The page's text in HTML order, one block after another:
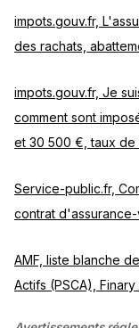
impots.gouv.fr,
des rachats,
impots.gouv.fr, Je
comment sont
et 30 500 €, taux de
Service-public.fr,
contrat
AMF, liste blanche
Actifs (PSCA), Finary